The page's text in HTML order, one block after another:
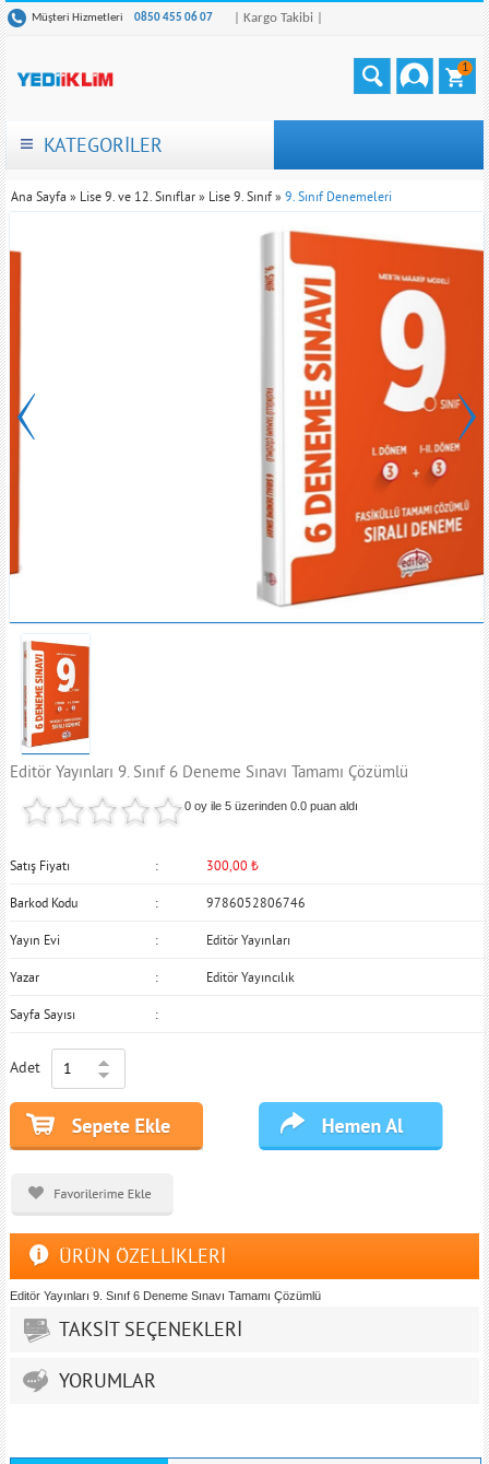
Müşteri Hizmetleri 0850 455 06 07 | Kargo Takibi |
1
KATEGORİLER
Ana Sayfa » Lise 9. ve 12. Sınıflar » Lise 9. Sınıf » 9. Sınıf Denemeleri
Editör Yayınları 9. Sınıf 6 Deneme Sınavı Tamamı Çözümlü
0 oy ile 5 üzerinden0.0 puan aldı
Satış Fiyatı 300,00 ₺
Barkod Kodu 9786052806746
Yayın Evi Editör Yayınları
Yazar Editör Yayıncılık
Sayfa Sayısı
Adet
ÜRÜN ÖZELLİKLERİ
Editör Yayınları 9. Sınıf 6 Deneme Sınavı Tamamı Çözümlü
TAKSİT SEÇENEKLERİ
YORUMLAR